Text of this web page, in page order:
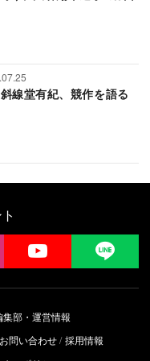
線堂有紀、競作を語る
YouTube
集部・運営情報
問い合わせ 採用情報